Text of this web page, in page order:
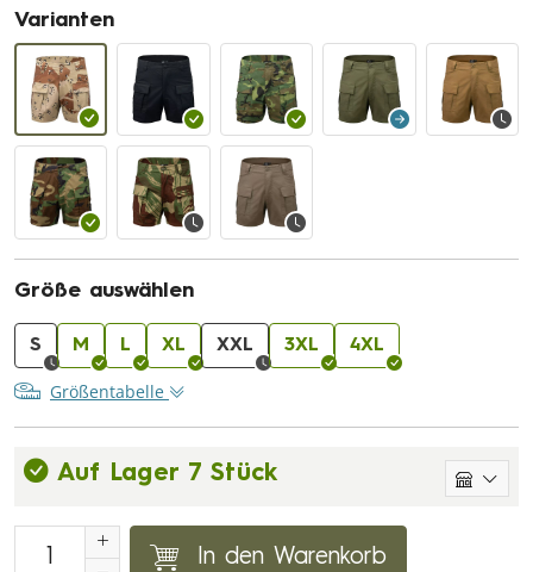
Varianten
Größe auswählen
S M L XL XXL 3XL 4XL
Größentabelle
Auf Lager 7 Stück
In den Warenkorb